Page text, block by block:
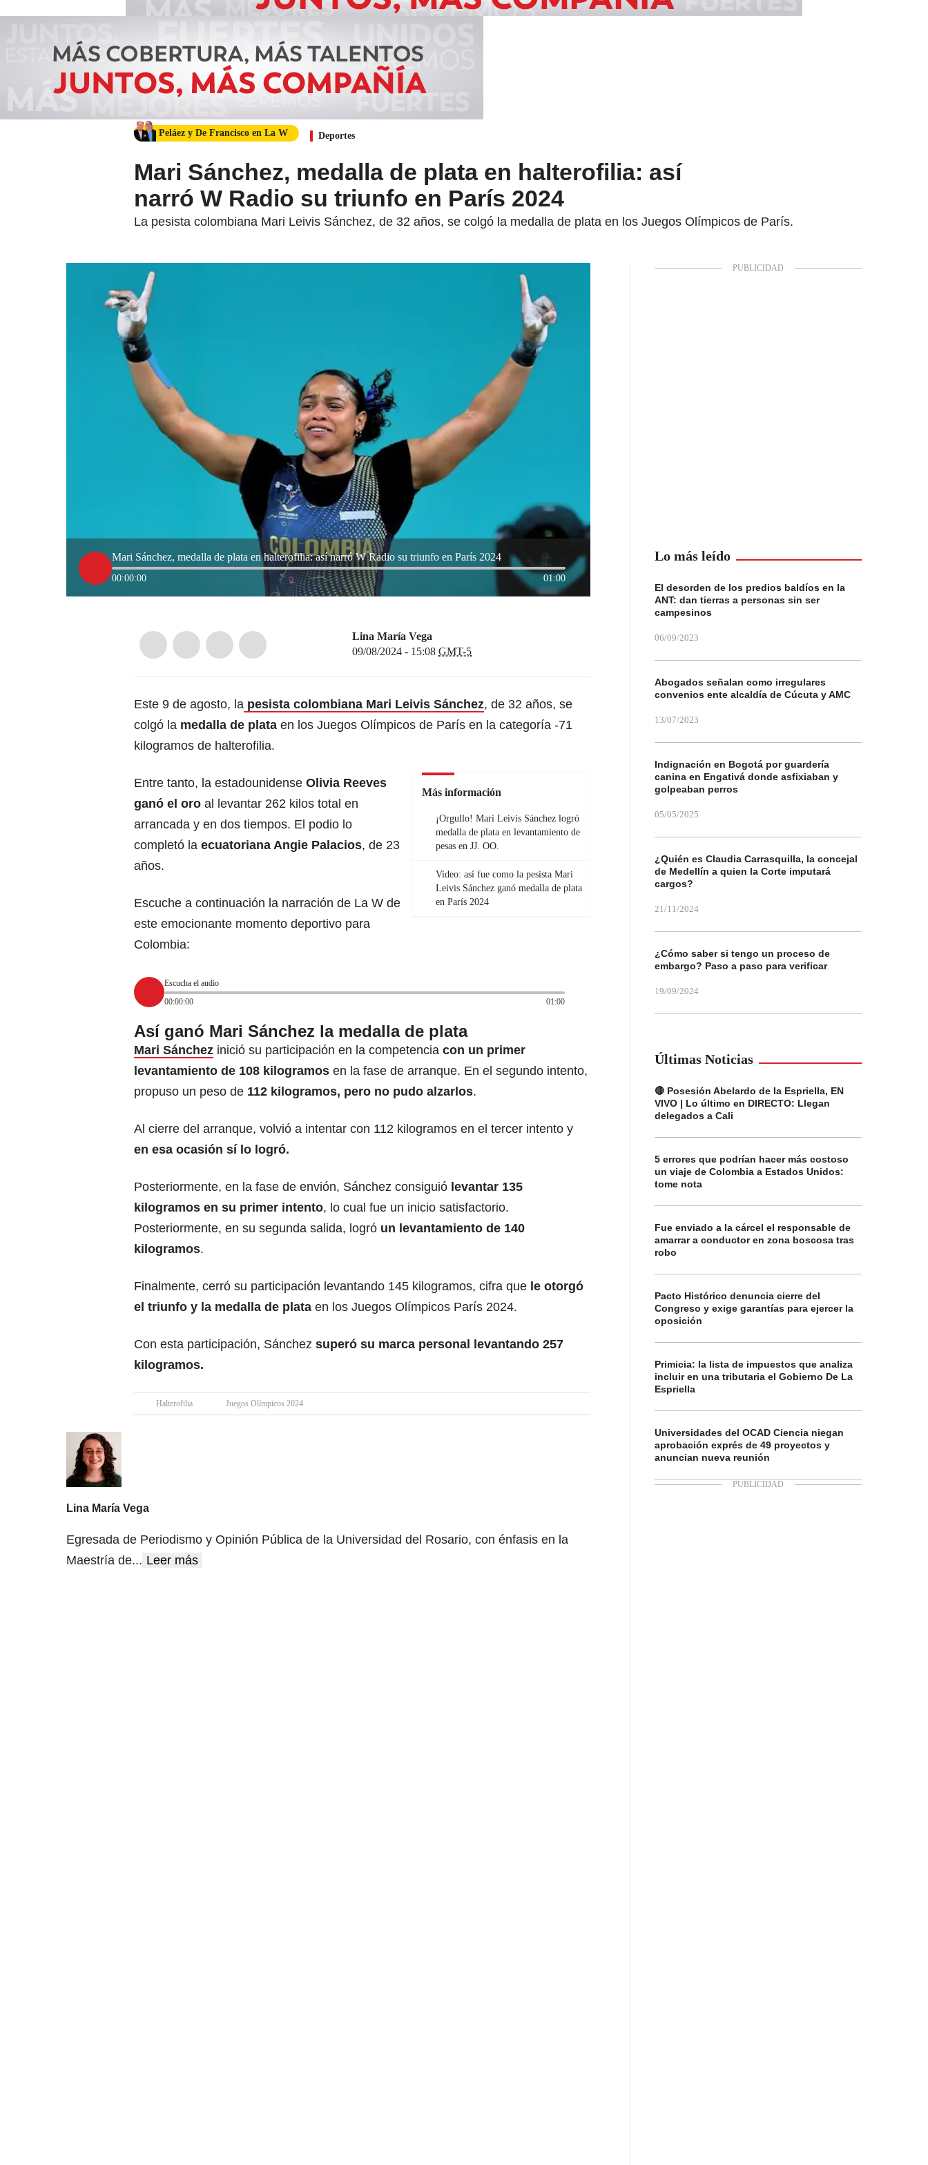
Peláez y De Francisco en La W Deportes
Mari Sánchez, medalla de plata en halterofilia: así
narró W Radio su triunfo en París 2024
La pesista colombiana Mari Leivis Sánchez, de 32 años, se colgó la medalla de plata en los Juegos Olímpicos de París.
Mari Sánchez, medalla de plata en halterofilia: así narró W Radio su triunfo en París 2024
00:00:00 01:00
Lina María Vega
09/08/2024 - 15:08 GMT-5
Este 9 de agosto, la pesista colombiana Mari Leivis Sánchez, de 32 años, se
colgó la medalla de plata en los Juegos Olímpicos de París en la categoría -71
kilogramos de halterofilia.
Más información
¡Orgullo! Mari Leivis Sánchez logró
medalla de plata en levantamiento de
pesas en JJ. OO.
Video: así fue como la pesista Mari
Leivis Sánchez ganó medalla de plata
en París 2024
Entre tanto, la estadounidense Olivia Reeves
ganó el oro al levantar 262 kilos total en
arrancada y en dos tiempos. El podio lo
completó la ecuatoriana Angie Palacios, de 23
años.
Escuche a continuación la narración de La W de
este emocionante momento deportivo para
Colombia:
Escucha el audio
00:00:00
01:00
Así ganó Mari Sánchez la medalla de plata
Mari Sánchez inició su participación en la competencia con un primer
levantamiento de 108 kilogramos en la fase de arranque. En el segundo intento,
propuso un peso de 112 kilogramos, pero no pudo alzarlos.
Al cierre del arranque, volvió a intentar con 112 kilogramos en el tercer intento y
en esa ocasión sí lo logró.
Posteriormente, en la fase de envión, Sánchez consiguió levantar 135
kilogramos en su primer intento, lo cual fue un inicio satisfactorio.
Posteriormente, en su segunda salida, logró un levantamiento de 140
kilogramos.
Finalmente, cerró su participación levantando 145 kilogramos, cifra que le otorgó
el triunfo y la medalla de plata en los Juegos Olímpicos París 2024.
Con esta participación, Sánchez superó su marca personal levantando 257
kilogramos.
Halterofilia Juegos Olímpicos 2024
Lina María Vega
Egresada de Periodismo y Opinión Pública de la Universidad del Rosario, con énfasis en la
Maestría de... Leer más
Lo más leído
El desorden de los predios baldíos en la
ANT: dan tierras a personas sin ser
campesinos
06/09/2023
Abogados señalan como irregulares
convenios ente alcaldía de Cúcuta y AMC
13/07/2023
Indignación en Bogotá por guardería
canina en Engativá donde asfixiaban y
golpeaban perros
05/05/2025
¿Quién es Claudia Carrasquilla, la concejal
de Medellín a quien la Corte imputará
cargos?
21/11/2024
¿Cómo saber si tengo un proceso de
embargo? Paso a paso para verificar
19/09/2024
Últimas Noticias
🔴 Posesión Abelardo de la Espriella, EN
VIVO | Lo último en DIRECTO: Llegan
delegados a Cali
5 errores que podrían hacer más costoso
un viaje de Colombia a Estados Unidos:
tome nota
Fue enviado a la cárcel el responsable de
amarrar a conductor en zona boscosa tras
robo
Pacto Histórico denuncia cierre del
Congreso y exige garantías para ejercer la
oposición
Primicia: la lista de impuestos que analiza
incluir en una tributaria el Gobierno De La
Espriella
Universidades del OCAD Ciencia niegan
aprobación exprés de 49 proyectos y
anuncian nueva reunión